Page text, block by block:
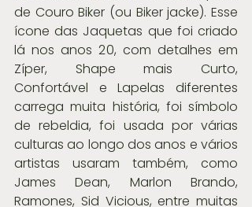
de Couro Biker (ou Biker jacke). Esse
ícone das Jaquetas que foi criado
lá nos anos 20, com detalhes em
Zíper, Shape mais Curto,
Confortável e Lapelas diferentes
carrega muita história, foi símbolo
de rebeldia, foi usada por várias
culturas ao longo dos anos e vários
artistas usaram também, como
James Dean, Marlon Brando,
Ramones, Sid Vicious, entre muitas